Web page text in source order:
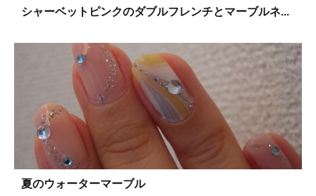
シャーベットピンクのダブルフレンチとマーブルネ...
夏のウォーターマーブル